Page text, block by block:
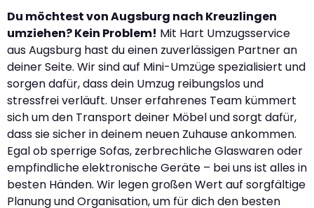
Du möchtest von Augsburg nach Kreuzlingen
umziehen? Kein Problem! Mit Hart Umzugsservice
aus Augsburg hast du einen zuverlässigen Partner an
deiner Seite. Wir sind auf Mini-Umzüge spezialisiert und
sorgen dafür, dass dein Umzug reibungslos und
stressfrei verläuft. Unser erfahrenes Team kümmert
sich um den Transport deiner Möbel und sorgt dafür,
dass sie sicher in deinem neuen Zuhause ankommen.
Egal ob sperrige Sofas, zerbrechliche Glaswaren oder
empfindliche elektronische Geräte – bei uns ist alles in
besten Händen. Wir legen großen Wert auf sorgfältige
Planung und Organisation, um für dich den besten